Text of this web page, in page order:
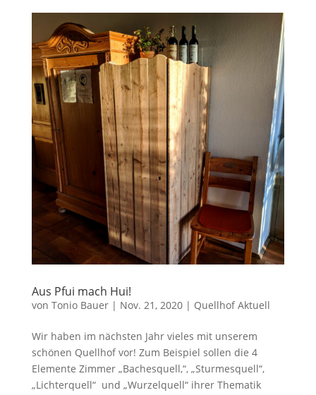
Aus Pfui mach Hui!
von Tonio Bauer| Nov. 21, 2020| Quellhof Aktuell
Wir haben im nächsten Jahr vieles mit unserem
schönen Quellhof vor! Zum Beispiel sollen die 4
Elemente Zimmer „Bachesquell,“, „Sturmesquell“,
„Lichterquell“ und „Wurzelquell“ ihrer Thematik